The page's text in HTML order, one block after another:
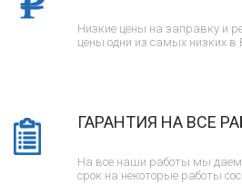
Низкие цены на заправку и
цены одни из самых низких в
ГАРАНТИЯ НА ВСЕ
На все наши работы мы
срок на некоторые работы